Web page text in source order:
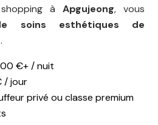
à Apgujeong, vous
soins esthétiques de
.
€+ / nuit
/ jour
privé ou classe premium